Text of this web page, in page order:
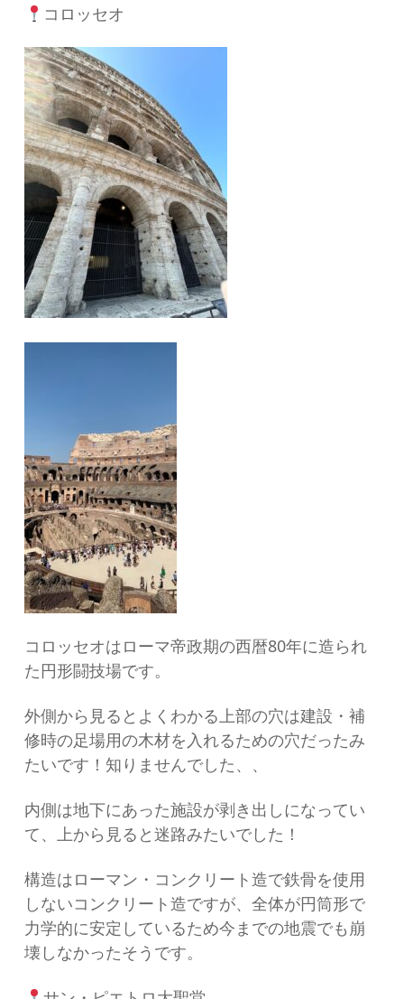
コロッセオ
コロッセオはローマ帝政期の西暦80年に造られ
た円形闘技場です。
外側から見るとよくわかる上部の穴は建設・補
修時の足場用の木材を入れるための穴だったみ
たいです！知りませんでした、、
内側は地下にあった施設が剥き出しになってい
て、上から見ると迷路みたいでした！
構造はローマン・コンクリート造で鉄骨を使用
しないコンクリート造ですが、全体が円筒形で
力学的に安定しているため今までの地震でも崩
壊しなかったそうです。